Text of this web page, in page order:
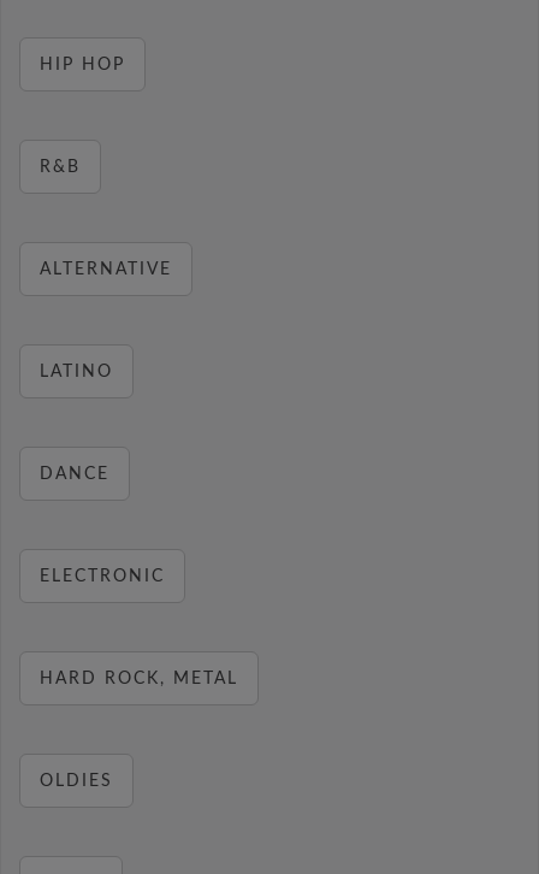
HIP HOP
R&B
ALTERNATIVE
LATINO
DANCE
ELECTRONIC
HARD ROCK, METAL
OLDIES